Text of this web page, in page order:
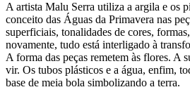
A artista Malu Serra utiliza a argila e os
conceito das Águas da Primavera nas
superficiais, tonalidades de cores,
novamente, tudo está interligado à
A forma das peças remetem às flores. A
vir. Os tubos plásticos e a água, enfim,
base de meia bola simbolizando a terra.